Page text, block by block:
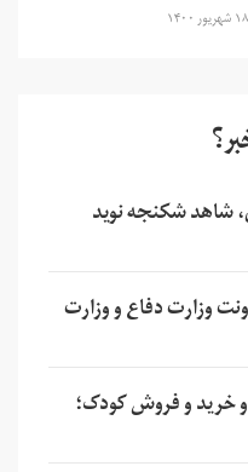
۱۸ شهریور ۱۴۰۰
شاهد شکنجه نوید
وزارت دفاع و وزارت
خرید و فروش کودک؛